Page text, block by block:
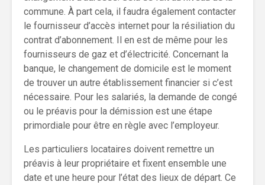
commune. À part cela, il faudra également contacter
le fournisseur d’accès internet pour la résiliation du
contrat d’abonnement. Il en est de même pour les
fournisseurs de gaz et d’électricité. Concernant la
banque, le changement de domicile est le moment
de trouver un autre établissement financier si c’est
nécessaire. Pour les salariés, la demande de congé
ou le préavis pour la démission est une étape
primordiale pour être en règle avec l’employeur.
Les particuliers locataires doivent remettre un
préavis à leur propriétaire et fixent ensemble une
date et une heure pour l’état des lieux de départ. Ce